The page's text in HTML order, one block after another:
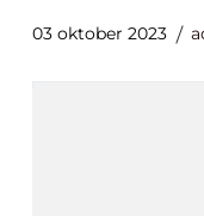
03 oktober 2023